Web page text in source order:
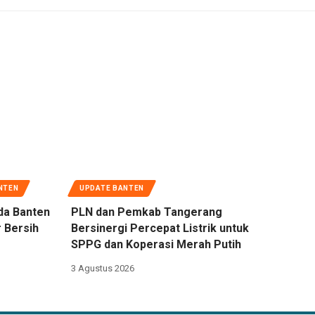
Banten
Bersih
UPDATE BANTEN
PLN dan Pemkab Tangerang
Bersinergi Percepat Listrik untuk
SPPG dan Koperasi Merah Putih
3 Agustus 2026